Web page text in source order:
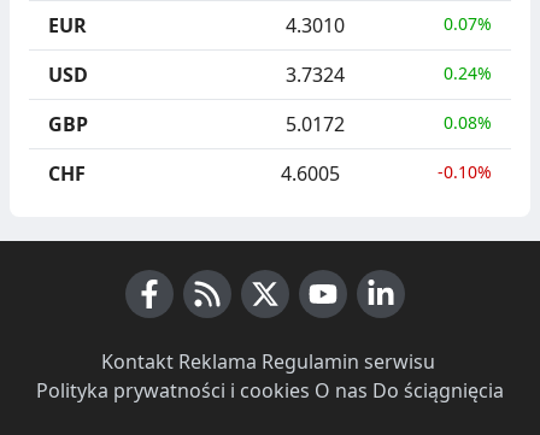
EUR
4.3010 0.07%
USD 3.7324 0.24%
GBP 5.0172 0.08%
CHF 4.6005 -0.10%
Kontakt· Reklama Regulamin serwisu
Polityka prywatności i cookies O nas Do ściągnięcia